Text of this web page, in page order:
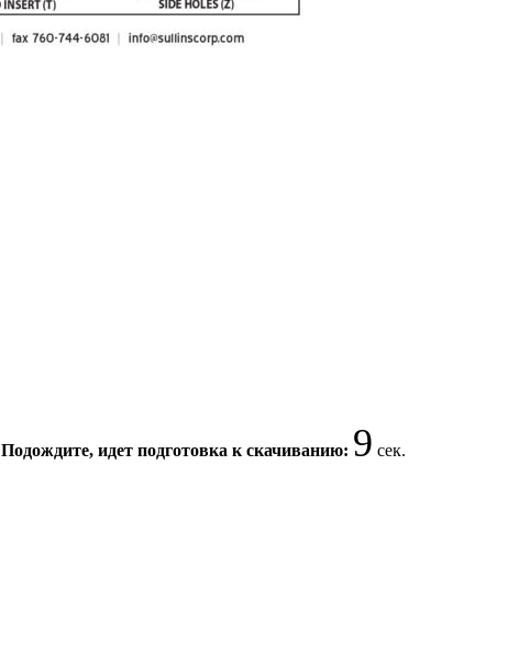
Подождите, идет подготовка к скачиванию: 9 сек.